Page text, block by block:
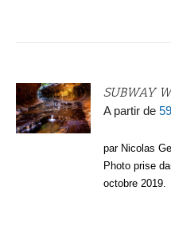
SUBWAY
A partir de
par Nicolas
Photo prise
octobre 2019.